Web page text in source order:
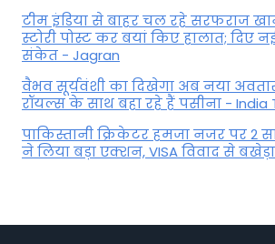
टीम इंडिया से बाहर चल रहे सरफराज
स्टोरी पोस्ट कर बयां किए हालात;
संकेत - Jagran
वैभव सूर्यवंशी का दिखेगा अब नया
रॉयल्स के साथ बहा रहे हैं पसीना - India
पाकिस्तानी क्रिकेटर हमजा नजर पर 2
ने ल‍िया बड़ा एक्शन, VISA व‍िवाद से